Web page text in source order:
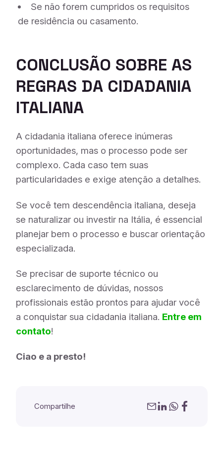
Se não forem cumpridos os requisitos
de residência ou casamento.
CONCLUSÃO SOBRE AS
REGRAS DA CIDADANIA
ITALIANA
A cidadania italiana oferece inúmeras
oportunidades, mas o processo pode ser
complexo. Cada caso tem suas
particularidades e exige atenção a detalhes.
Se você tem descendência italiana, deseja
se naturalizar ou investir na Itália, é essencial
planejar bem o processo e buscar orientação
especializada.
Se precisar de suporte técnico ou
esclarecimento de dúvidas, nossos
profissionais estão prontos para ajudar você
a conquistar sua cidadania italiana. Entre em
contato!
Ciao e a presto!
Compartilhe